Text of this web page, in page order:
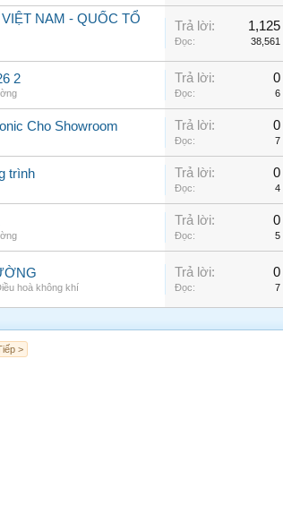
NAM - QUỐC TỔ
Trả lời: 1,125
Đọc: 38,561
2 Trả lời: 0
Đọc: 6
Cho Showroom Trả lời: 0
Đọc: 7
trình Trả lời: 0
Đọc: 4
Trả lời: 0
Đọc: 5
hoà không khí
Trả lời: 0
Đọc: 7
>